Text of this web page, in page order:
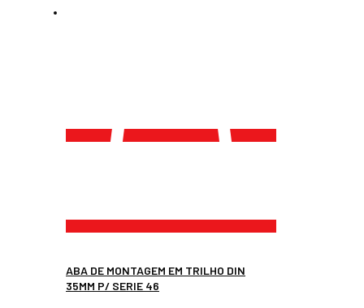
ABA DE MONTAGEM EM TRILHO DIN
35MM P/ SERIE 46